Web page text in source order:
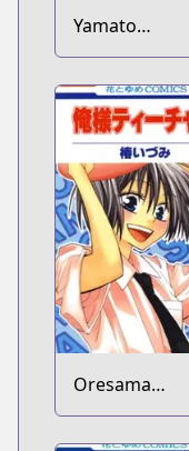
Yamato
Nadeshiko
Shichihenge♥
Oresama
Teacher